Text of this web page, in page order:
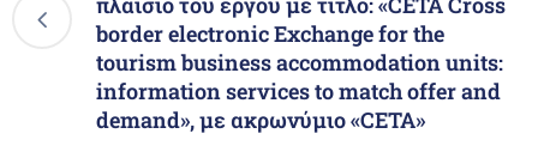
border electronic Exchange for the
tourism business accommodation units:
information services to match offer and
demand», με ακρωνύμιο «CETA»